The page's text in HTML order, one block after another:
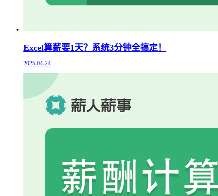
Excel算薪要1天？系统3分钟全搞定！
2025-04-24